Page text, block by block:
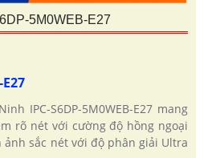
5M0WEB-E27
IPC-S6DP-5M0WEB-E27 mang
rõ nét với cường độ hồng ngoại
sắc nét với độ phân giải Ultra